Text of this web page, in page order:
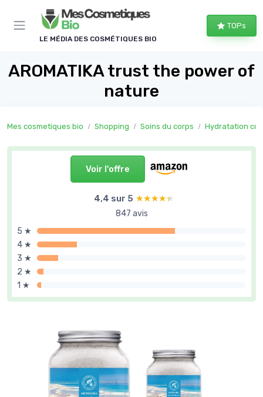
LE MÉDIA DES COSMÉTIQUES BIO
TOPs
AROMATIKA trust the power of
nature
Mes cosmetiques bio Shopping Soins du corps Hydratation
Voir l'offre
4,4 sur 5 ★★★★★
★★★★★
847 avis
5 ★
4 ★
3 ★
2 ★
1 ★
Panneau de gestion des cookies